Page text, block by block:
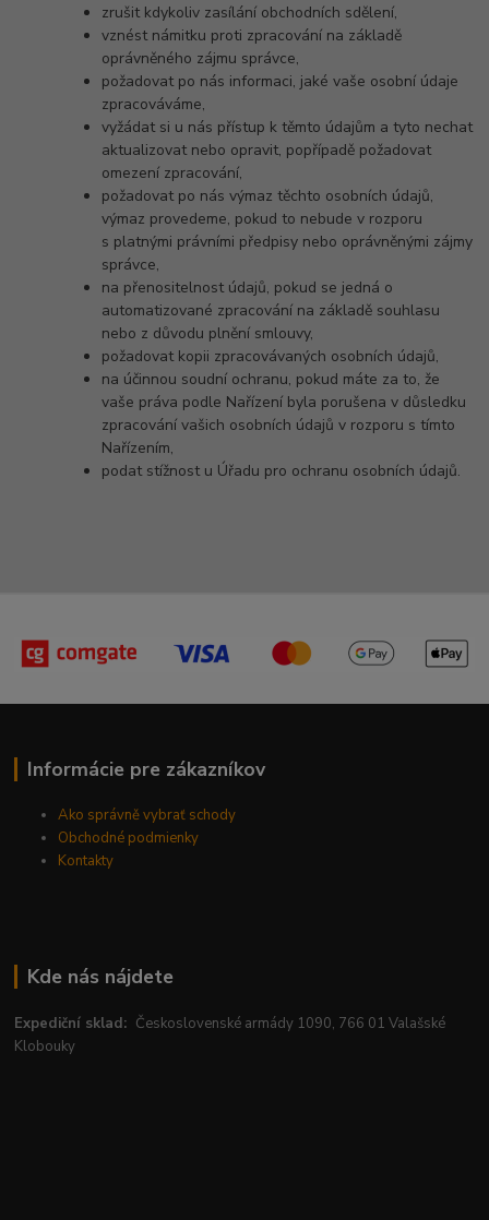
zrušit kdykoliv zasílání obchodních sdělení,
vznést námitku proti zpracování na základě
oprávněného zájmu správce,
požadovat po nás informaci, jaké vaše osobní údaje
zpracováváme,
vyžádat si u nás přístup k těmto údajům a tyto nechat
aktualizovat nebo opravit, popřípadě požadovat
omezení zpracování,
požadovat po nás výmaz těchto osobních údajů,
výmaz provedeme, pokud to nebude v rozporu
s platnými právními předpisy nebo oprávněnými zájmy
správce,
na přenositelnost údajů, pokud se jedná o
automatizované zpracování na základě souhlasu
nebo z důvodu plnění smlouvy,
požadovat kopii zpracovávaných osobních údajů,
na účinnou soudní ochranu, pokud máte za to, že
vaše práva podle Nařízení byla porušena v důsledku
zpracování vašich osobních údajů v rozporu s tímto
Nařízením,
podat stížnost u Úřadu pro ochranu osobních údajů.
Informácie pre zákazníkov
Ako správně vybrať schody
Obchodné podmienky
Kontakty
Kde nás nájdete
Expediční sklad: Československé armády 1090, 766 01 Valašské
Klobouky